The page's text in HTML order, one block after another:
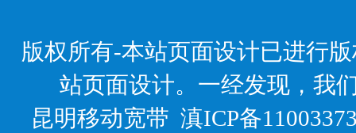
版权所有-本站页面设计已进行
站页面设计。一经发现，我
昆明移动宽带 滇ICP备